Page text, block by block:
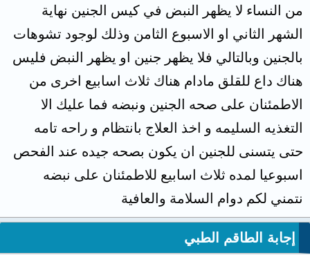
من النساء لا يظهر النبض في كيس الجنين نهاية
الشهر الثاني او الاسبوع الثامن وذلك لوجود تشوهات
بالجنين وبالتالي فلا يظهر جنين او يظهر النبض فليس
هناك داع للقلق مادام هناك ثلاث اسابيع اخرى من
الاطمئنان على صحه الجنين ونبضه فما عليك الا
التغذيه السليمه و اخذ العلاج بانتظام و راحه تامه
حتى يتسنى للجنين ان يكون بصحه جيده عند الفحص
اسبوعيا لمده ثلاث اسابيع للاطمئنان على نبضه
نتمني لكم دوام السلامة والعافية
إجابة الطاقم الطبي